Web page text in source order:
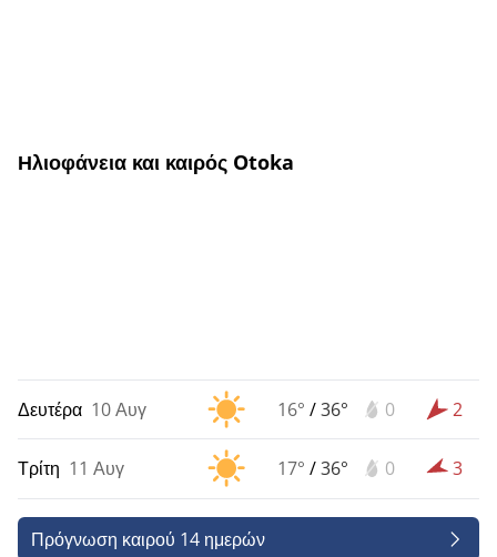
Ηλιοφάνεια και καιρός Otoka
Δευτέρα 10 Αυγ 16° /36° 0 2
Τρίτη 11 Αυγ 17° /36° 0 3
Πρόγνωση καιρού 14 ημερών